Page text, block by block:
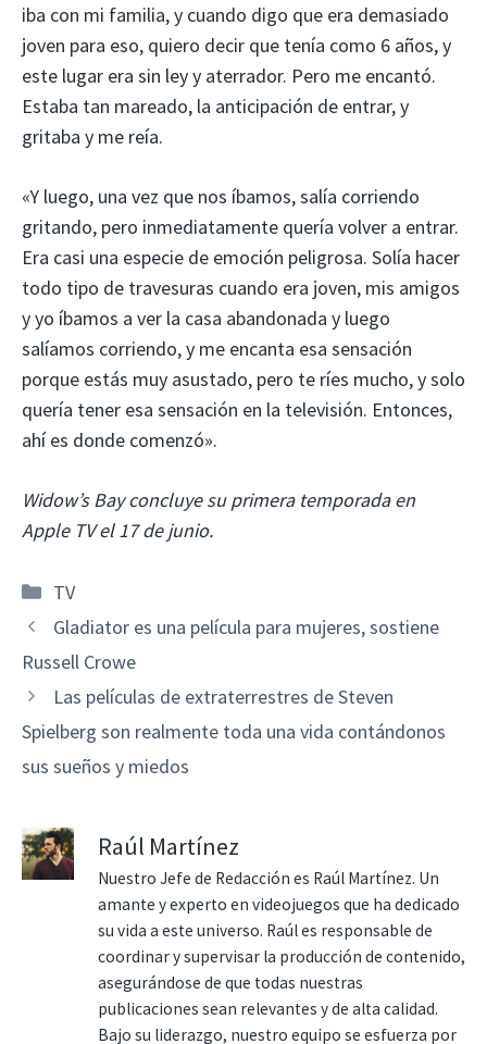
iba con mi familia, y cuando digo que era demasiado
joven para eso, quiero decir que tenía como 6 años, y
este lugar era sin ley y aterrador. Pero me encantó.
Estaba tan mareado, la anticipación de entrar, y
gritaba y me reía.
«Y luego, una vez que nos íbamos, salía corriendo
gritando, pero inmediatamente quería volver a entrar.
Era casi una especie de emoción peligrosa. Solía ​​hacer
todo tipo de travesuras cuando era joven, mis amigos
y yo íbamos a ver la casa abandonada y luego
salíamos corriendo, y me encanta esa sensación
porque estás muy asustado, pero te ríes mucho, y solo
quería tener esa sensación en la televisión. Entonces,
ahí es donde comenzó».
Widow’s Bay concluye su primera temporada en
Apple TV el 17 de junio.
Categorías
TV
Gladiator es una película para mujeres, sostiene
Russell Crowe
Las películas de extraterrestres de Steven
Spielberg son realmente toda una vida contándonos
sus sueños y miedos
Raúl Martínez
Nuestro Jefe de Redacción es Raúl Martínez. Un
amante y experto en videojuegos que ha dedicado
su vida a este universo. Raúl es responsable de
coordinar y supervisar la producción de contenido,
asegurándose de que todas nuestras
publicaciones sean relevantes y de alta calidad.
Bajo su liderazgo, nuestro equipo se esfuerza por